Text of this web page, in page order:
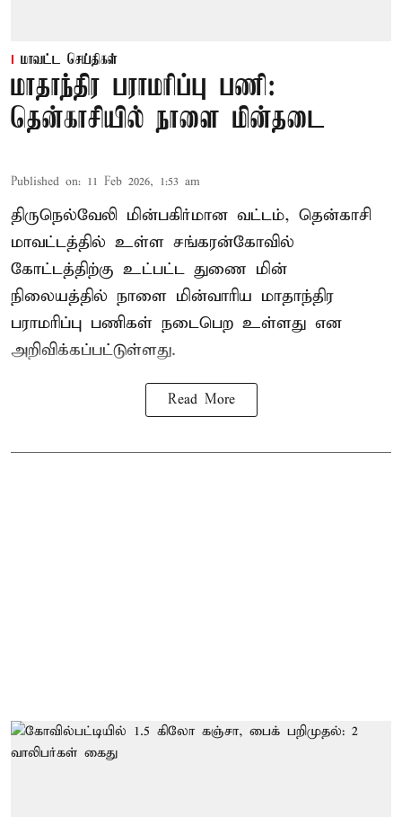
மாவட்ட செய்திகள்
மாதாந்திர பராமரிப்பு பணி:
தென்காசியில் நாளை மின்தடை
Published on: 11 Feb 2026, 1:53 am
திருநெல்வேலி மின்பகிர்மான வட்டம், தென்காசி
மாவட்டத்தில் உள்ள சங்கரன்கோவில்
கோட்டத்திற்கு உட்பட்ட துணை மின்
நிலையத்தில் நாளை மின்வாரிய மாதாந்திர
பராமரிப்பு பணிகள் நடைபெற உள்ளது என
அறிவிக்கப்பட்டுள்ளது.
Read More